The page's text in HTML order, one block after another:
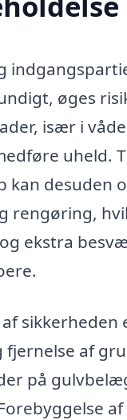
øges
især i
uheld.
kan desuden
rengøring,
ekstra
sikkerheden
af
på